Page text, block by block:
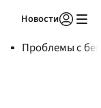
Новости
Проблемы с